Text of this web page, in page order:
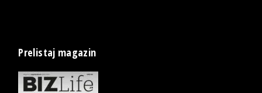
Prelistaj magazin